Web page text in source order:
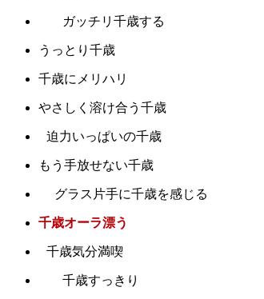
ガッチリ千歳する
うっとり千歳
千歳にメリハリ
やさしく溶け合う千歳
迫力いっぱいの千歳
もう手放せない千歳
グラス片手に千歳を感じる
千歳オーラ漂う
千歳気分満喫
千歳すっきり